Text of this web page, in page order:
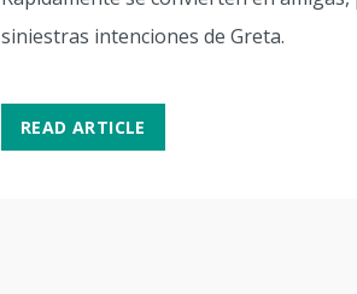
siniestras intenciones de Greta.
READ ARTICLE